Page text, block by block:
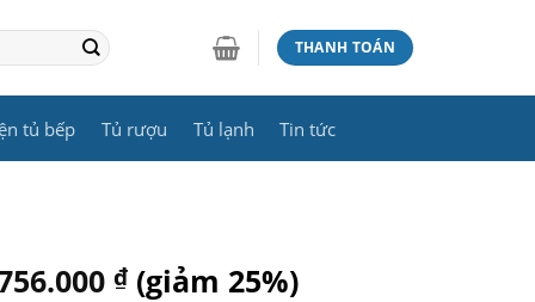
THANH TOÁN
tủ bếp Tủ rượu Tủ lạnh Tin tức
₫(giảm 25%)